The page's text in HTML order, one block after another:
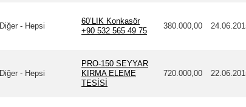
Diğer - Hepsi
60’LIK Konkasör
+90 532 565 49 75
380.000,00
Diğer - Hepsi
PRO-150 SEYYAR
KIRMA ELEME
TESİSİ
720.000,00